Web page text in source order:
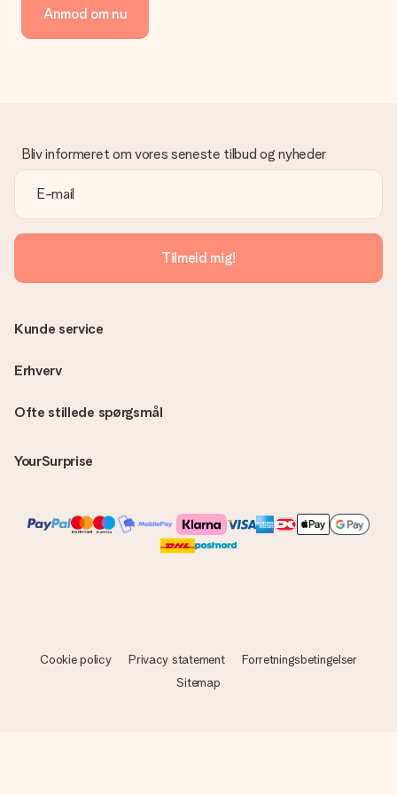
Anmod om nu
Bliv informeret om vores seneste tilbud og nyheder
Tilmeld mig!
Ofte stillede spørgsmål
YourSurprise
Kunde service
Erhverv
Cookie policy Privacy statement
Forretningsbetingelser
Sitemap